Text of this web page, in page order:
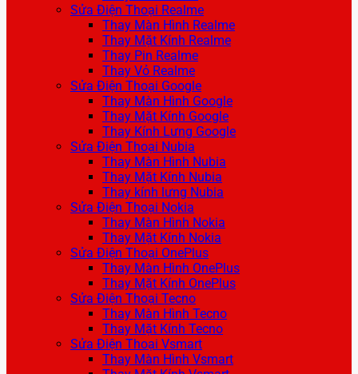
Sửa Điện Thoại Realme
Thay Màn Hình Realme
Thay Mặt Kính Realme
Thay Pin Realme
Thay Vỏ Realme
Sửa Điện Thoại Google
Thay Màn Hình Google
Thay Mặt Kính Google
Thay Kính Lưng Google
Sửa Điện Thoại Nubia
Thay Màn Hình Nubia
Thay Mặt Kính Nubia
Thay kính lưng Nubia
Sửa Điện Thoại Nokia
Thay Màn Hình Nokia
Thay Mặt Kính Nokia
Sửa Điện Thoại OnePlus
Thay Màn Hình OnePlus
Thay Mặt Kính OnePlus
Sửa Điện Thoại Tecno
Thay Màn Hình Tecno
Thay Mặt Kính Tecno
Sửa Điện Thoại Vsmart
Thay Màn Hình Vsmart